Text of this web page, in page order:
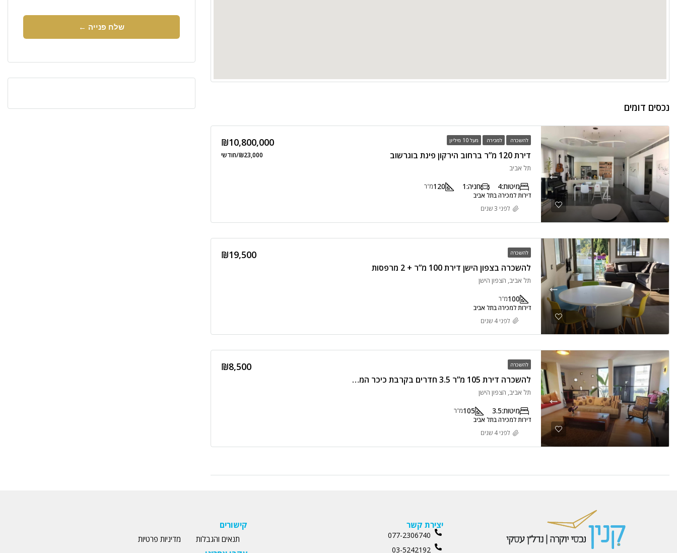
נכסים דומים
להשכרה למכירה מעל 10 מיליון
דירת 120 מ”ר ברחוב הירקון פינת בוגרשוב
₪10,800,000
₪23,000/חודשי
תל אביב
מיטות:4 חניה:1
120מ"ר
דירות למכירה בתל אביב
לפני 3 שנים
להשכרה
להשכרה בצפון הישן דירת 100 מ”ר + 2 מרפסות
₪19,500
תל אביב, הצפון הישן
100מ"ר
דירות למכירה בתל אביב
לפני 4 שנים
להשכרה
להשכרה דירת 105 מ”ר 3.5 חדרים בקרבת כיכר המדינה
₪8,500
תל אביב, הצפון הישן
מיטות:3.5
105מ"ר
דירות למכירה בתל אביב
לפני 4 שנים
יצירת קשר
077-2306740
03-5242192
קישורים
תנאים והגבלות מדיניות פרטיות